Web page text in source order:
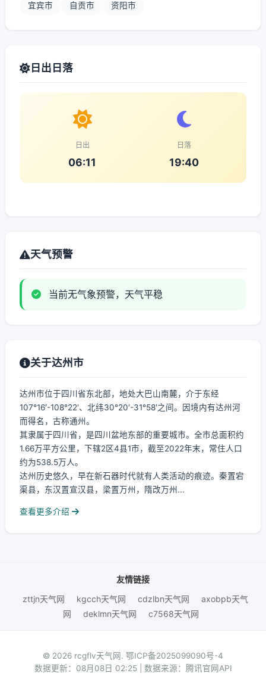
宜宾市 自贡市 资阳市
日出日落
日出
06:11
日落
19:40
天气预警
当前无气象预警，天气平稳
关于达州市
达州市位于四川省东北部，地处大巴山南麓，介于东经
107°16′-108°22′、北纬30°20′-31°58′之间。因境内有达州河
而得名，古称通州。
其隶属于四川省，是四川盆地东部的重要城市。全市总面积约
1.66万平方公里，下辖2区4县1市，截至2022年末，常住人口
约为538.5万人。
达州历史悠久，早在新石器时代就有人类活动的痕迹。秦置宕
渠县，东汉置宣汉县，梁置万州，隋改万州...
查看更多介绍
友情链接
zttjn天气网
kgcch天气网 cdzlbn天气网
axobpb天气
网
deklmn天气网 c7568天气网
© 2026 rcgflv天气网. 鄂ICP备2025099090号-4
数据更新：08月08日 02:25 | 数据来源：腾讯官网API